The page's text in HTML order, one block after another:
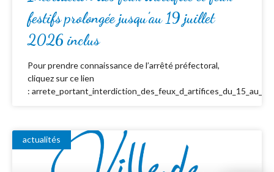
festifs prolongée jusqu’au 19 juillet
2026 inclus
Pour prendre connaissance de l’arrêté préfectoral,
cliquez sur ce lien
:
actualités